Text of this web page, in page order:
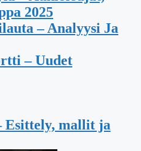
2025
– Analyysi Ja
– Uudet
Esittely, mallit ja